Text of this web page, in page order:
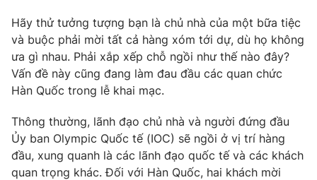
Nguyễn Trọng Ninh
Tổng đài VTV:024.38 355 931 - 024.38 355 932
Ðiện thoại Thời báo VTV:
024.66 897 897
Email:toasoan@vtv.vn
Hãy thử tưởng tượng bạn là chủ nhà của một bữa tiệc
và buộc phải mời tất cả hàng xóm tới dự, dù họ không
ưa gì nhau. Phải xắp xếp chỗ ngồi như thế nào đây?
Vấn đề này cũng đang làm đau đầu các quan chức
Hàn Quốc trong lễ khai mạc.
Thông thường, lãnh đạo chủ nhà và người đứng đầu
Ủy ban Olympic Quốc tế (IOC) sẽ ngồi ở vị trí hàng
đầu, xung quanh là các lãnh đạo quốc tế và các khách
quan trọng khác. Đối với Hàn Quốc, hai khách mời